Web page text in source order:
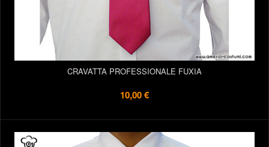
CRAVATTA PROFESSIONALE FUXIA
10,00 €